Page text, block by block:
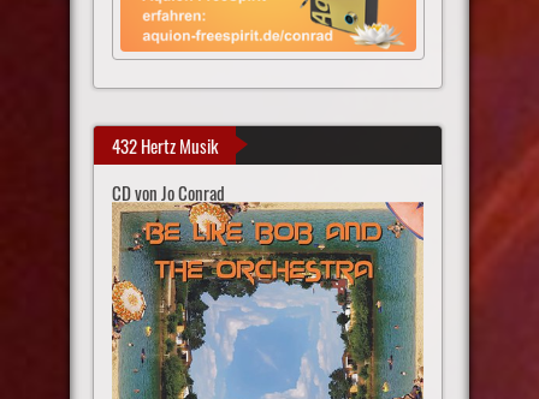
432 Hertz Musik
CD von Jo Conrad